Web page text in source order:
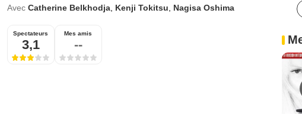
Avec Catherine Belkhodja, Kenji Tokitsu Nagisa Oshima
Spectateurs
3,1
Mes amis
--